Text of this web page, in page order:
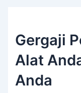
Gergaji
Alat
Anda